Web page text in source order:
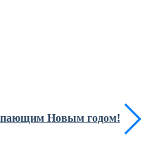
Новым годом!